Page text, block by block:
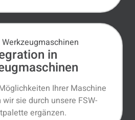
in
Ihrer Maschine
sie durch unsere FSW-
ergänzen.